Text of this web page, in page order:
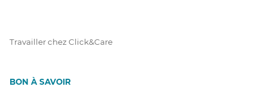
Travailler chez Click&Care
BON À SAVOIR